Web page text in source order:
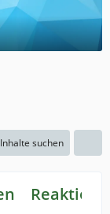
Inhalte suchen